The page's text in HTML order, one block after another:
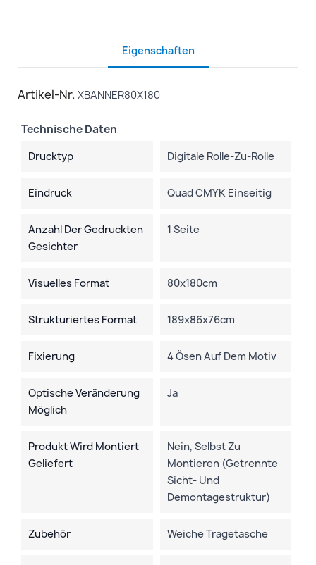
Eigenschaften
Artikel-Nr. XBANNER80X180
Technische Daten
Drucktyp Digitale Rolle-Zu-Rolle
Eindruck Quad CMYK Einseitig
Anzahl Der Gedruckten
Gesichter
1 Seite
Visuelles Format 80x180cm
Strukturiertes Format 189x86x76cm
Fixierung 4 Ösen Auf Dem Motiv
Optische Veränderung
Möglich
Ja
Produkt Wird Montiert
Geliefert
Nein, Selbst Zu
Montieren (getrennte
Sicht- Und
Demontagestruktur)
Zubehör Weiche Tragetasche